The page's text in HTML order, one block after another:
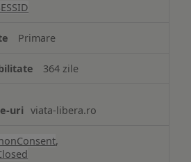
Primare
364 zile
viata-libera.ro
,